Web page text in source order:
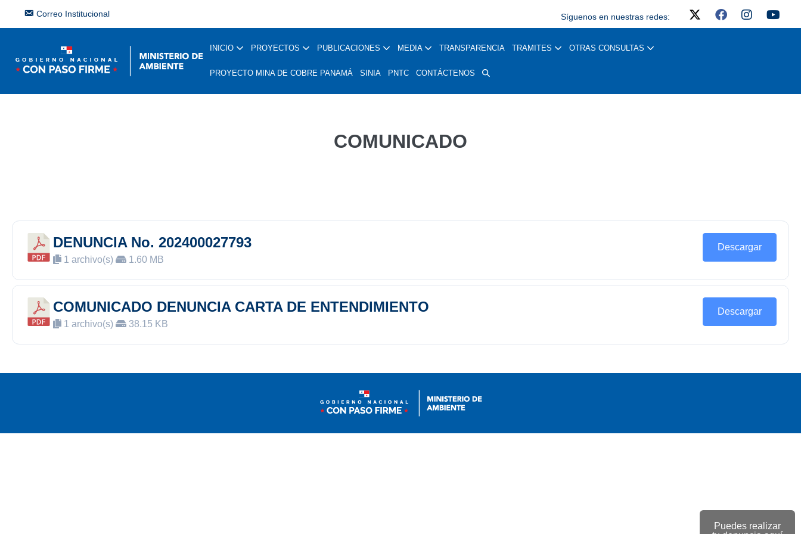
Puedes realizar
Correo Institucional Síguenos en nuestras redes:
INICIO PROYECTOS PUBLICACIONES MEDIA TRANSPARENCIA TRAMITES OTRAS CONSULTAS
PROYECTO MINA DE COBRE PANAMÁ SINIA PNTC CONTÁCTENOS
COMUNICADO
DENUNCIA No. 202400027793
1 archivo(s) 1.60 MB
Descargar
COMUNICADO DENUNCIA CARTA DE ENTENDIMIENTO
1 archivo(s) 38.15 KB
Descargar